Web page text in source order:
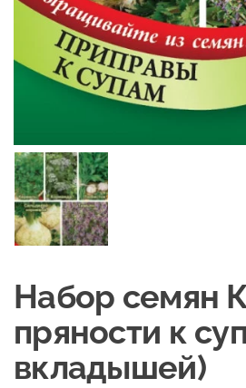
Набор семян
пряности к
вкладышей)